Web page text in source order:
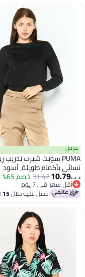
PUMA سويت شيرت تدريب رياضي
بأكمام طويلة، أسود
31.42خصم 65%
سعر في 7 يوم
سعر في 7 يوماحصل عليه خلال15 اغسطس